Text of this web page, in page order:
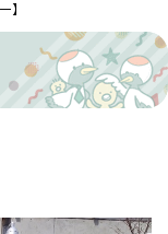
】